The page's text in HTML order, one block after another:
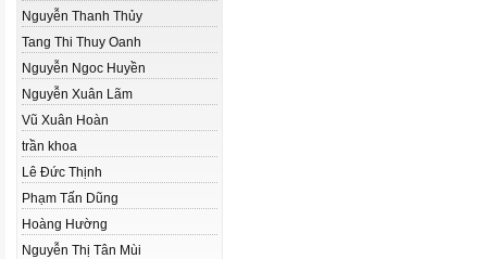
Nguyễn Thanh Thủy
Tang Thi Thuy Oanh
Nguyễn Ngoc Huyền
Nguyễn Xuân Lãm
Vũ Xuân Hoàn
trần khoa
Lê Đức Thịnh
Phạm Tấn Dũng
Hoàng Hường
Nguyễn Thị Tân Mùi